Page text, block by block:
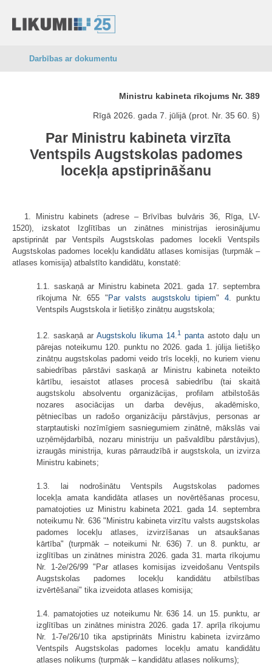
Darbības ar dokumentu
Ministru kabineta rīkojums Nr. 389
Rīgā 2026. gada 7. jūlijā (prot. Nr. 35 60. §)
Par Ministru kabineta virzīta
Ventspils Augstskolas padomes
locekļa apstiprināšanu
1. Ministru kabinets (adrese – Brīvības bulvāris 36, Rīga, LV-
1520), izskatot Izglītības un zinātnes ministrijas ierosinājumu
apstiprināt par Ventspils Augstskolas padomes locekli Ventspils
Augstskolas padomes locekļu kandidātu atlases komisijas (turpmāk –
atlases komisija) atbalstīto kandidātu, konstatē:
1.1. saskaņā ar Ministru kabineta 2021. gada 17. septembra
rīkojuma Nr. 655 " Par valsts augstskolu tipiem" 4.
punktu
Ventspils Augstskola ir lietišķo zinātņu augstskola;
1.2. saskaņā ar Augstskolu likuma 14.1 pantaastoto daļu un
pārejas noteikumu 120. punktu no 2026. gada 1. jūlija lietišķo
zinātņu augstskolas padomi veido trīs locekļi, no kuriem vienu
sabiedrības pārstāvi saskaņā ar Ministru kabineta noteikto
kārtību, iesaistot atlases procesā sabiedrību (tai skaitā
augstskolu absolventu organizācijas, profilam atbilstošās
nozares asociācijas un darba devējus, akadēmisko,
pētniecības un radošo organizāciju pārstāvjus, personas ar
starptautiski nozīmīgiem sasniegumiem zinātnē, mākslās vai
uzņēmējdarbībā, nozaru ministriju un pašvaldību pārstāvjus),
izraugās ministrija, kuras pārraudzībā ir augstskola, un izvirza
Ministru kabinets;
1.3. lai nodrošinātu Ventspils Augstskolas padomes
locekļa amata kandidāta atlases un novērtēšanas procesu,
pamatojoties uz Ministru kabineta 2021. gada 14. septembra
noteikumu Nr. 636 "Ministru kabineta virzītu valsts augstskolas
padomes locekļu atlases, izvirzīšanas un atsaukšanas
kārtība" (turpmāk – noteikumi Nr. 636) 7. un 8. punktu, ar
izglītības un zinātnes ministra 2026. gada 31. marta rīkojumu
Nr. 1-2e/26/99 "Par atlases komisijas izveidošanu Ventspils
Augstskolas padomes locekļu kandidātu atbilstības
izvērtēšanai" tika izveidota atlases komisija;
1.4. pamatojoties uz noteikumu Nr. 636 14. un 15. punktu, ar
izglītības un zinātnes ministra 2026. gada 17. aprīļa rīkojumu
Nr. 1-7e/26/10 tika apstiprināts Ministru kabineta izvirzāmo
Ventspils Augstskolas padomes locekļu amatu kandidātu
atlases nolikums (turpmāk – kandidātu atlases nolikums);